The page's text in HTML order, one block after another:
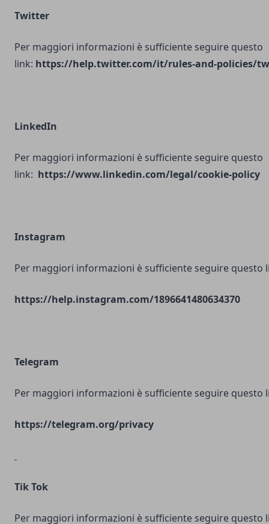
Twitter
Per maggiori informazioni è sufficiente seguire questo
link: https://help.twitter.com/it/rules-and-policies/
LinkedIn
Per maggiori informazioni è sufficiente seguire questo
link: https://www.linkedin.com/legal/cookie-policy
Instagram
Per maggiori informazioni è sufficiente seguire questo
https://help.instagram.com/1896641480634370
Telegram
Per maggiori informazioni è sufficiente seguire questo
https://telegram.org/privacy
Tik Tok
Per maggiori informazioni è sufficiente seguire questo